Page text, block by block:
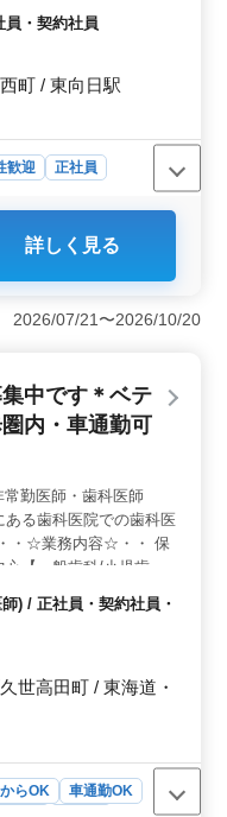
めで、プライベート
す。安定したワー
非常に魅力的で
とサポート体制＞
当するため、経験
リアアップが目指せ
ら確認申請業務まで
計士としての幅広い
いても丁寧な指導が
がある方もスムーズ
施主打ち合わせ、現地
基本設計、実施設
、各種書類作成、施工
等 ・CAD操作あり 交通
◎ 車通勤可◎ 20代〜
募ください！
員・契約社員
町 / 東向日駅
歓迎
正社員
代以上のベテラン
築・意匠設計経験者
施設、福祉施設など
容は施主打ち合わせ
整っています。ま
、プライベートな時
代から60代まで幅広
場環境が整ってい
は300万円から600
給されます。さら
厚生も整っており、
詳しく見る
2026/07/21〜2026/10/20
中です＊ベテ
内・車通勤可
非常勤医師・歯科医師
る歯科医院での歯科医
・☆業務内容☆・・ 保
【一般歯科/小児歯科/
病の治療、予防歯科、
、歯列矯正、歯科検診
勤務時間帯相談可
勤可能・駅から徒歩5
躍中 《歯科医師経験
優遇します♪》 《若い
を必要としています
わせ下さい！ 皆様の
ります＼＾＾／
) / 正社員・契約社員・
世高田町 / 東海道・
らOK
車通勤OK